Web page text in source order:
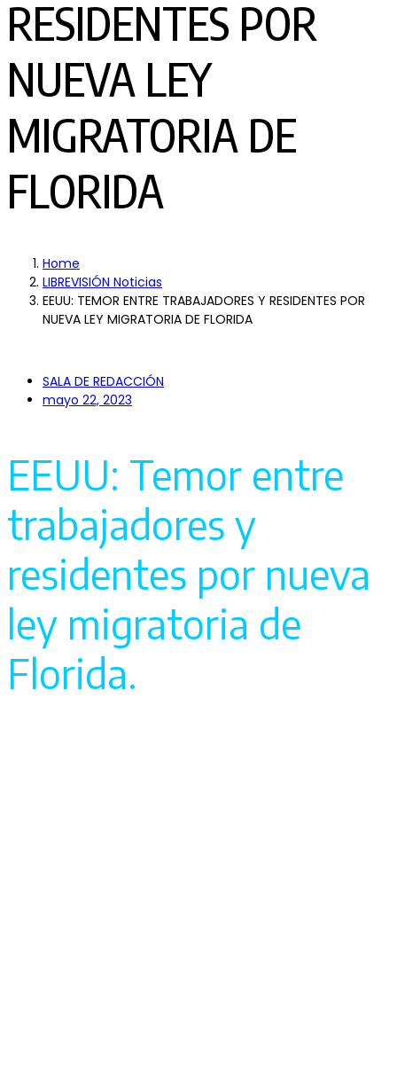
RESIDENTES POR
NUEVA LEY
MIGRATORIA DE
FLORIDA
Home
LIBREVISIÓN Noticias
EEUU: TEMOR ENTRE TRABAJADORES Y RESIDENTES POR
NUEVA LEY MIGRATORIA DE FLORIDA
SALA DE REDACCIÓN
mayo 22, 2023
EEUU: Temor entre
trabajadores y
residentes por nueva
ley migratoria de
Florida.